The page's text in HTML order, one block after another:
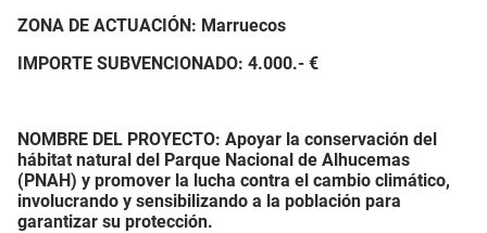
ZONA DE ACTUACIÓN: Marruecos
IMPORTE SUBVENCIONADO: 4.000.- €
NOMBRE DEL PROYECTO: Apoyar la conservación del
hábitat natural del Parque Nacional de Alhucemas
(PNAH) y promover la lucha contra el cambio climático,
involucrando y sensibilizando a la población para
garantizar su protección.